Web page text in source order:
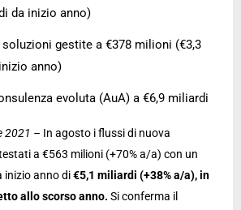
da inizio anno)
gestite a €378 milioni (€3,3
anno)
evoluta (AuA) a €6,9 miliardi
2021 – In agosto i flussi di nuova
a €563 milioni (+70% a/a) con un
inizio anno di€5,1 miliardi (+38% a/a), in
allo scorso anno. Si conferma il